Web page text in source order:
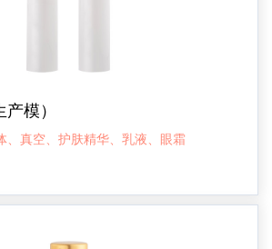
模）
、真空、护肤精华、乳液、眼霜